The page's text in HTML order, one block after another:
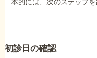
本的には、次のステップ
初診日の確認